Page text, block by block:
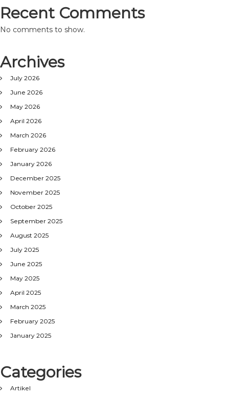
Recent Comments
No comments to show.
Archives
July 2026
June 2026
May 2026
April 2026
March 2026
February 2026
January 2026
December 2025
November 2025
October 2025
September 2025
August 2025
July 2025
June 2025
May 2025
April 2025
March 2025
February 2025
January 2025
Categories
Artikel